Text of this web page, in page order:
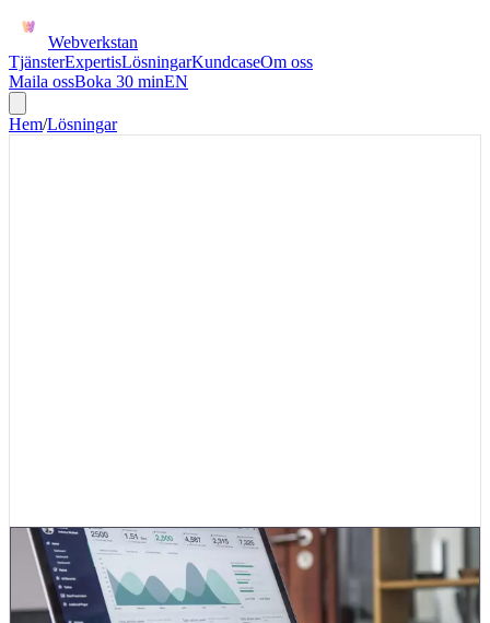
Webverkstan
TjänsterExpertisLösningarKundcaseOm oss
Maila ossBoka 30 minEN
Hem/Lösningar